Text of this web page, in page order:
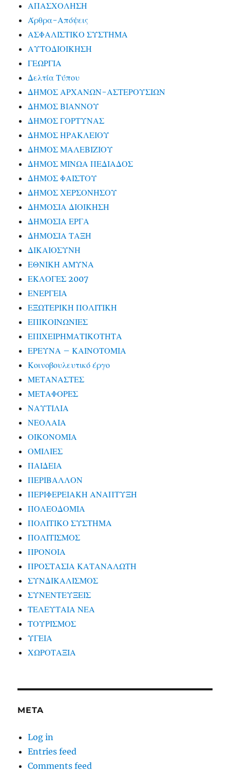
ΑΠΑΣΧΟΛΗΣΗ
Άρθρα-Απόψεις
ΑΣΦΑΛΙΣΤΙΚΟ ΣΥΣΤΗΜΑ
ΑΥΤΟΔΙΟΙΚΗΣΗ
ΓΕΩΡΓΙΑ
Δελτία Τύπου
ΔΗΜΟΣ ΑΡΧΑΝΩΝ-ΑΣΤΕΡΟΥΣΙΩΝ
ΔΗΜΟΣ ΒΙΑΝΝΟΥ
ΔΗΜΟΣ ΓΟΡΤΥΝΑΣ
ΔΗΜΟΣ ΗΡΑΚΛΕΙΟΥ
ΔΗΜΟΣ ΜΑΛΕΒΙΖΙΟΥ
ΔΗΜΟΣ ΜΙΝΩΑ ΠΕΔΙΑΔΟΣ
ΔΗΜΟΣ ΦΑΙΣΤΟΥ
ΔΗΜΟΣ ΧΕΡΣΟΝΗΣΟΥ
ΔΗΜΟΣΙΑ ΔΙΟΙΚΗΣΗ
ΔΗΜΟΣΙΑ ΕΡΓΑ
ΔΗΜΟΣΙΑ ΤΑΞΗ
ΔΙΚΑΙΟΣΥΝΗ
ΕΘΝΙΚΗ ΑΜΥΝΑ
ΕΚΛΟΓΕΣ 2007
ΕΝΕΡΓΕΙΑ
ΕΞΩΤΕΡΙΚΗ ΠΟΛΙΤΙΚΗ
ΕΠΙΚΟΙΝΩΝΙΕΣ
ΕΠΙΧΕΙΡΗΜΑΤΙΚΟΤΗΤΑ
ΕΡΕΥΝΑ – ΚΑΙΝΟΤΟΜΙΑ
Κοινοβουλευτικό έργο
ΜΕΤΑΝΑΣΤΕΣ
ΜΕΤΑΦΟΡΕΣ
ΝΑΥΤΙΛΙΑ
ΝΕΟΛΑΙΑ
ΟΙΚΟΝΟΜΙΑ
ΟΜΙΛΙΕΣ
ΠΑΙΔΕΙΑ
ΠΕΡΙΒΑΛΛΟΝ
ΠΕΡΙΦΕΡΕΙΑΚΗ ΑΝΑΠΤΥΞΗ
ΠΟΛΕΟΔΟΜΙΑ
ΠΟΛΙΤΙΚΟ ΣΥΣΤΗΜΑ
ΠΟΛΙΤΙΣΜΟΣ
ΠΡΟΝΟΙΑ
ΠΡΟΣΤΑΣΙΑ ΚΑΤΑΝΑΛΩΤΗ
ΣΥΝΔΙΚΑΛΙΣΜΟΣ
ΣΥΝΕΝΤΕΥΞΕΙΣ
ΤΕΛΕΥΤΑΙΑ ΝΕΑ
ΤΟΥΡΙΣΜΟΣ
ΥΓΕΙΑ
ΧΩΡΟΤΑΞΙΑ
META
Log in
Entries feed
Comments feed